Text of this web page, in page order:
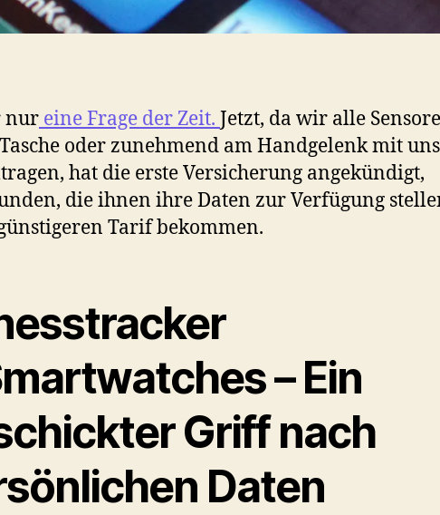
nur eine Frage der Zeit. Jetzt, da wir alle
oder zunehmend am Handgelenk mit uns
hat die erste Versicherung angekündigt,
die ihnen ihre Daten zur Verfügung
Tarif bekommen.
– Ein
Griff nach
Daten